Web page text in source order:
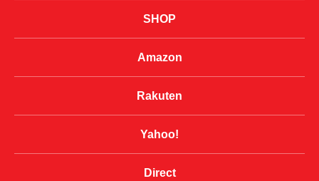
SHOP
Amazon
Rakuten
Yahoo!
Direct